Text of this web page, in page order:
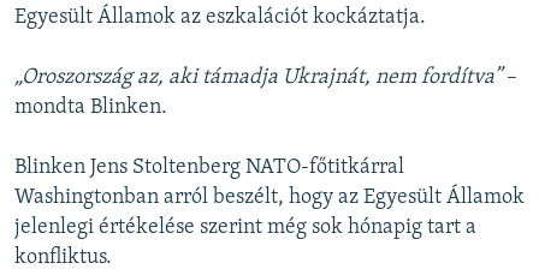
Egyesült Államok az eszkalációt kockáztatja.
„Oroszország az, aki támadja Ukrajnát, nem fordítva”–
mondta Blinken.
Blinken Jens Stoltenberg NATO-főtitkárral
Washingtonban arról beszélt, hogy az Egyesült Államok
jelenlegi értékelése szerint még sok hónapig tart a
konfliktus.